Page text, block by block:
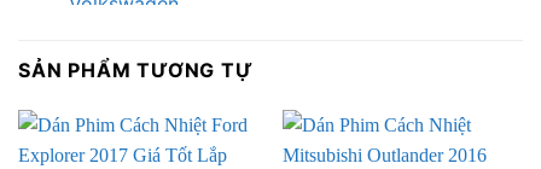
SẢN PHẨM TƯƠNG TỰ